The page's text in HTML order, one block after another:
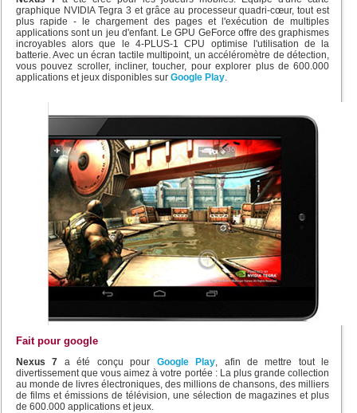
graphique NVIDIA Tegra 3 et grâce au processeur quadri-cœur, tout est
plus rapide - le chargement des pages et l'exécution de multiples
applications sont un jeu d'enfant. Le GPU GeForce offre des graphismes
incroyables alors que le 4-PLUS-1 CPU optimise l'utilisation de la
batterie. Avec un écran tactile multipoint, un accéléromètre de détection,
vous pouvez scroller, incliner, toucher, pour explorer plus de 600.000
applications et jeux disponibles sur Google Play.
Fait pour google
Nexus 7 a été conçu pour Google Play , afin de mettre tout le
divertissement que vous aimez à votre portée : La plus grande collection
au monde de livres électroniques, des millions de chansons, des milliers
de films et émissions de télévision, une sélection de magazines et plus
de 600.000 applications et jeux.